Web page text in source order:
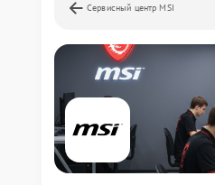
Сервисный центр MSI